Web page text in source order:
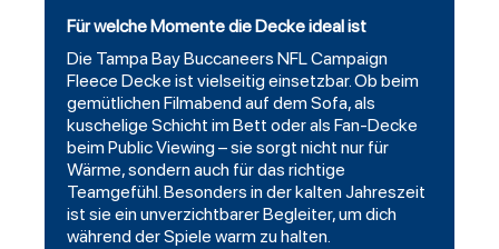
Für welche Momente die Decke ideal ist
Die Tampa Bay Buccaneers NFL Campaign
Fleece Decke ist vielseitig einsetzbar. Ob beim
gemütlichen Filmabend auf dem Sofa, als
kuschelige Schicht im Bett oder als Fan-Decke
beim Public Viewing – sie sorgt nicht nur für
Wärme, sondern auch für das richtige
Teamgefühl. Besonders in der kalten Jahreszeit
ist sie ein unverzichtbarer Begleiter, um dich
während der Spiele warm zu halten.